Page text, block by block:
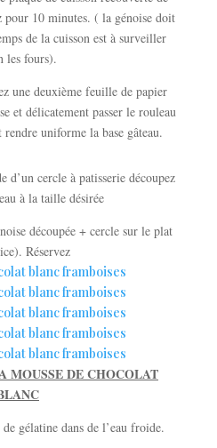
pour 10 minutes. ( la génoise doit
de la cuisson est à surveiller
les fours).
une deuxième feuille de papier
et délicatement passer le rouleau
uniforme la base gâteau.
d’un cercle à patisserie découpez
à la taille désirée
découpée + cercle sur le plat
Réservez
MOUSSE DE CHOCOLAT
gélatine dans de l’eau froide.